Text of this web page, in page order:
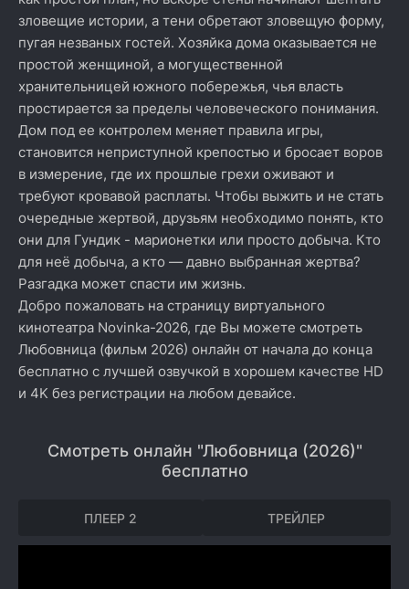
зловещие истории, а тени обретают зловещую форму,
пугая незваных гостей. Хозяйка дома оказывается не
простой женщиной, а могущественной
хранительницей южного побережья, чья власть
простирается за пределы человеческого понимания.
Дом под ее контролем меняет правила игры,
становится неприступной крепостью и бросает воров
в измерение, где их прошлые грехи оживают и
требуют кровавой расплаты. Чтобы выжить и не стать
очередные жертвой, друзьям необходимо понять, кто
они для Гундик - марионетки или просто добыча. Кто
для неё добыча, а кто — давно выбранная жертва?
Разгадка может спасти им жизнь.
Добро пожаловать на страницу виртуального
кинотеатра Novinka-2026, где Вы можете смотреть
Любовница (фильм 2026) онлайн от начала до конца
бесплатно с лучшей озвучкой в хорошем качестве HD
и 4K без регистрации на любом девайсе.
Смотреть онлайн "Любовница (2026)"
бесплатно
ПЛЕЕР 2 ТРЕЙЛЕР